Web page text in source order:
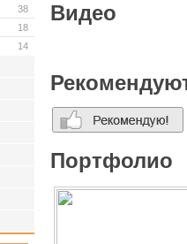
38
18
14
госструктурами и
Мы бережно, и
для их реализации. Для
реагировать на запросы
Видео
Портфолио